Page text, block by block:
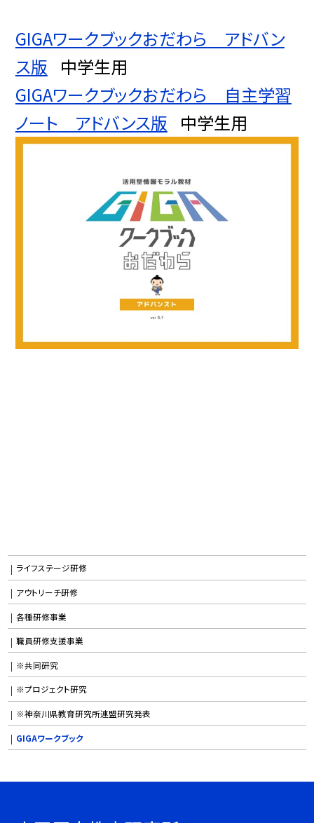
GIGAワークブックおだわら アドバン
ス版 中学生用
GIGAワークブックおだわら 自主学習
ノート アドバンス版 中学生用
ライフステージ研修
アウトリーチ研修
各種研修事業
職員研修支援事業
※共同研究
※プロジェクト研究
※神奈川県教育研究所連盟研究発表
GIGAワークブック